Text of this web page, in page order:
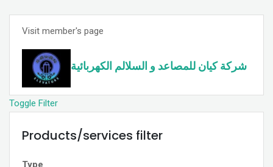
Visit member's page
شركة كيان للمصاعد و السلالم الكهربائية
Toggle Filter
Products/services filter
Type